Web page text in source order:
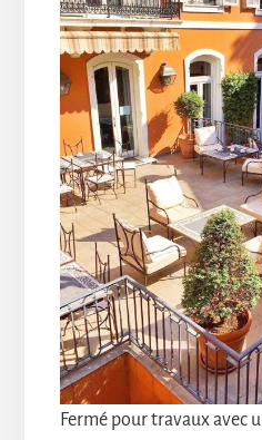
Fermé pour travaux avec